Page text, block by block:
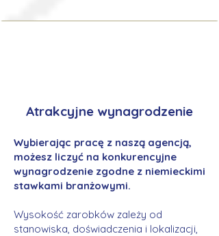
Atrakcyjne wynagrodzenie
Wybierając pracę z naszą agencją,
możesz liczyć na konkurencyjne
wynagrodzenie zgodne z niemieckimi
stawkami branżowymi.
Wysokość zarobków zależy od
stanowiska, doświadczenia i lokalizacji,